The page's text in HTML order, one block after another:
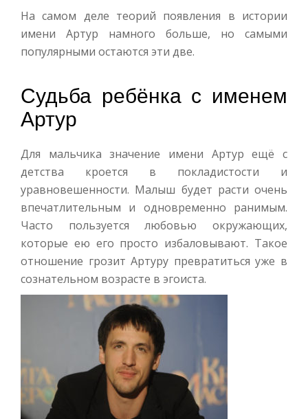
На самом деле теорий появления в истории
имени Артур намного больше, но самыми
популярными остаются эти две.
Судьба ребёнка с именем
Артур
Для мальчика значение имени Артур ещё с
детства кроется в покладистости и
уравновешенности. Малыш будет расти очень
впечатлительным и одновременно ранимым.
Часто пользуется любовью окружающих,
которые ею его просто избаловывают. Такое
отношение грозит Артуру превратиться уже в
сознательном возрасте в эгоиста.